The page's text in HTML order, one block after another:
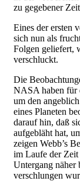
zu gegebener
Eines der ersten
sich nun als
Folgen geliefert,
verschluckt.
Die
NASA haben für
um den
eines Planeten
darauf hin, daß
aufgebläht hat,
zeigen Webb’s
im Laufe der Zeit
Untergang näher
verschlungen